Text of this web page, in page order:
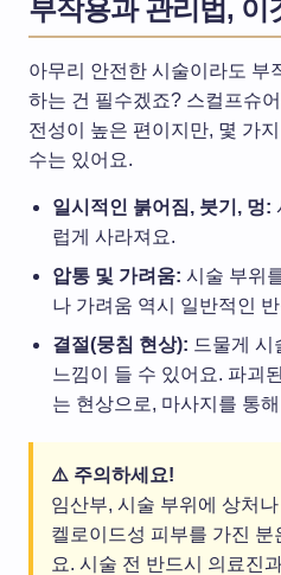
부작용과 관리법,
아무리 안전한 시술이라도 부
하는 건 필수겠죠? 스컬프슈
전성이 높은 편이지만, 몇 가
수는 있어요.
일시적인 붉어짐, 붓기, 멍:
럽게 사라져요.
압통 및 가려움: 시술 부위
나 가려움 역시 일반적인
결절(뭉침 현상): 드물게 시
느낌이 들 수 있어요. 파괴
는 현상으로, 마사지를 통
⚠️ 주의하세요!
임산부, 시술 부위에 상처
켈로이드성 피부를 가진 분
요. 시술 전 반드시 의료진